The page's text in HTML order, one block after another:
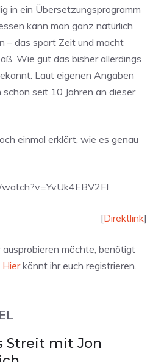
in ein Übersetzungsprogramm
kann man ganz natürlich
– das spart Zeit und macht
Wie gut das bisher allerdings
Laut eigenen Angaben
seit 10 Jahren an dieser
einmal erklärt, wie es genau
[Direktlink]
möchte, benötigt
Hierkönnt ihr euch registrieren.
Streit mit Jon